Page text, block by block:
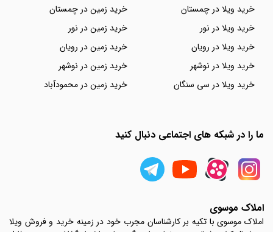
خرید ویلا در چمستان
خرید ویلا در نور
خرید ویلا در رویان
خرید ویلا در نوشهر
خرید ویلا در سی سنگان
خرید زمین در چمستان
خرید زمین در نور
خرید زمین در رویان
خرید زمین در نوشهر
خرید زمین در محمودآباد
ما را در شبکه های اجتماعی دنبال کنید
املاک موسوی
املاک موسوی با تکیه بر کارشناسان مجرب خود در زمینه خرید و فروش ویلا